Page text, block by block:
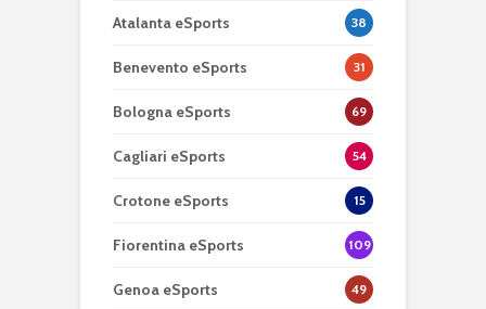
Atalanta eSports 38
Benevento eSports 31
Bologna eSports 69
Cagliari eSports 54
Crotone eSports 15
Fiorentina eSports 109
Genoa eSports 49